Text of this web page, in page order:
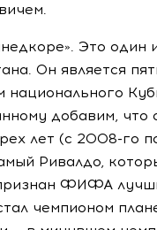
Это один
Он является
национального
добавим,
лет (с 2008-го
Ривалдо,
ФИФА
чемпионом